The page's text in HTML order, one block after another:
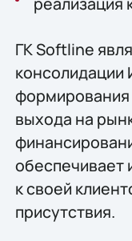
ГК Softline
консолидации
формирования
выхода на
обеспечивает
к своей
присутствия.